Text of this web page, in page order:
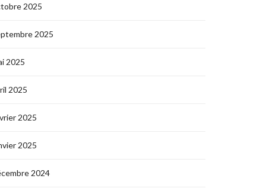
2025
2025
2025
2025
2025
2025
2024